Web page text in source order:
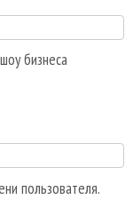
бизнеса
пользователя.